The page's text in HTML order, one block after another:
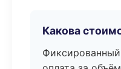
Какова